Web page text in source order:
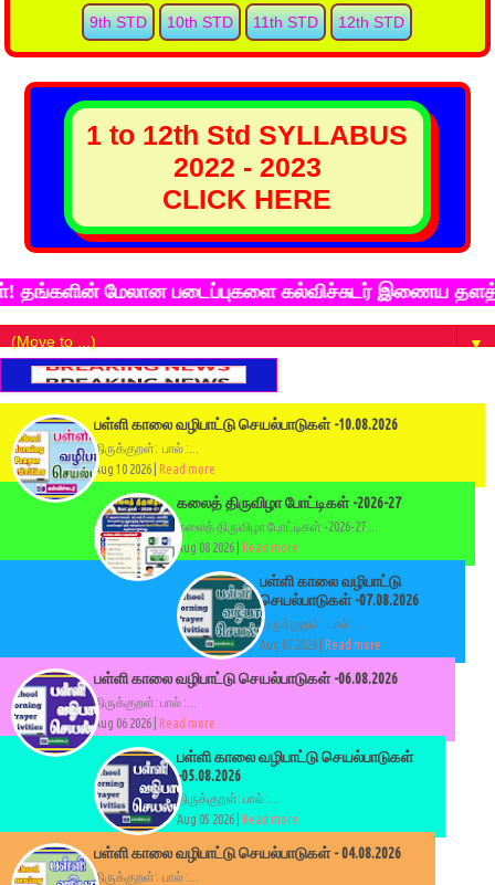
9th STD 10th STD 11th STD 12th STD
1 to 12th Std SYLLABUS
2022 - 2023
CLICK HERE
படைப்புகளை கல்விச்சுடர் இணைய தளத்தில் பதிவு
▼
பள்ளி காலை வழிபாட்டு செயல்பாடுகள் -10.08.2026
திருக்குறள்: பால் :...
Aug 10 2026 | Read more
கலைத் திருவிழா போட்டிகள் -2026-27
கலைத் திருவிழா போட்டிகள் -2026-27 ...
Aug 08 2026 | Read more
பள்ளி காலை வழிபாட்டு
செயல்பாடுகள் -07.08.2026
திருக்குறள்: பால் :...
Aug 07 2026 | Read more
பள்ளி காலை வழிபாட்டு செயல்பாடுகள் -06.08.2026
திருக்குறள்: பால் :...
Aug 06 2026 | Read more
பள்ளி காலை வழிபாட்டு செயல்பாடுகள்
-05.08.2026
திருக்குறள்: பால் :...
Aug 05 2026 | Read more
பள்ளி காலை வழிபாட்டு செயல்பாடுகள் - 04.08.2026
திருக்குறள்: பால் :...